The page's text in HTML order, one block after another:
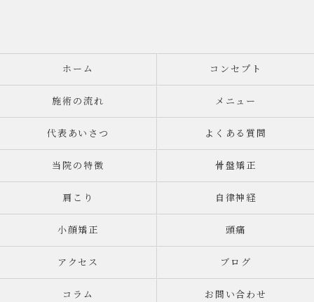
ホーム コンセプト
施術の流れ メニュー
代表あいさつ よくある質問
当院の特徴 骨盤矯正
肩こり 自律神経
小顔矯正 頭痛
アクセス ブログ
コラム お問い合わせ